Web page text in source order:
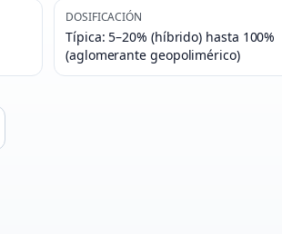
DOSIFICACIÓN
Típica: 5–20% (híbrido) hasta 100%
(aglomerante geopolimérico)